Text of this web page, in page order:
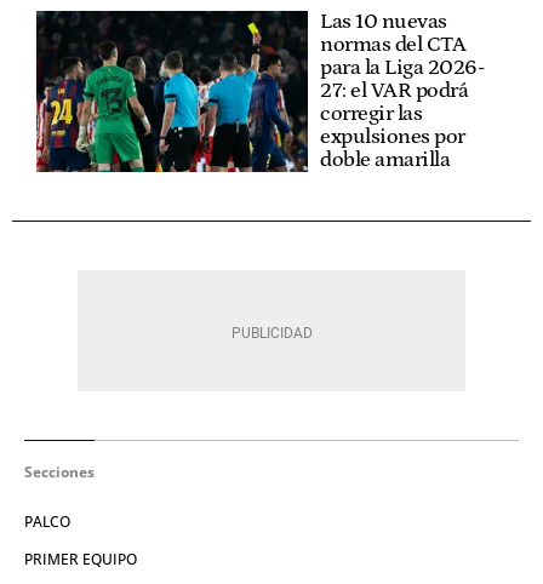
Las 10 nuevas
normas del CTA
para la Liga 2026-
27: el VAR podrá
corregir las
expulsiones por
doble amarilla
Secciones
PALCO
PRIMER EQUIPO